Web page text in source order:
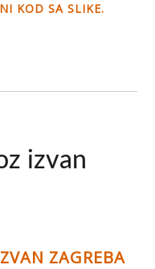
KOD SA SLIKE.
izvan
ZAGREBA